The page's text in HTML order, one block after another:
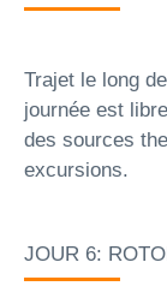
Trajet le long
journée est
des sources
excursions.
JOUR 6: